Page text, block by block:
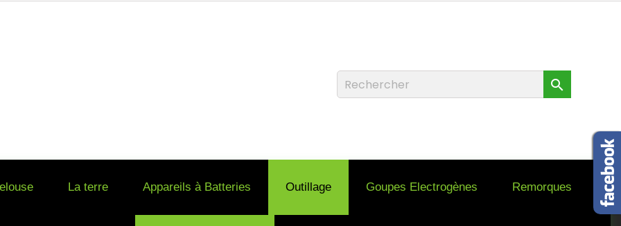

La terre Appareils à Batteries Outillage Goupes Electrogènes Remorques